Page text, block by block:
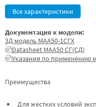
Все характеристики
Преимущества
Для жестких условий
Документация к модели:
3Д модель МАА50-1СГХ
Datasheet МАА50 СГ(СД)
Указания по применению